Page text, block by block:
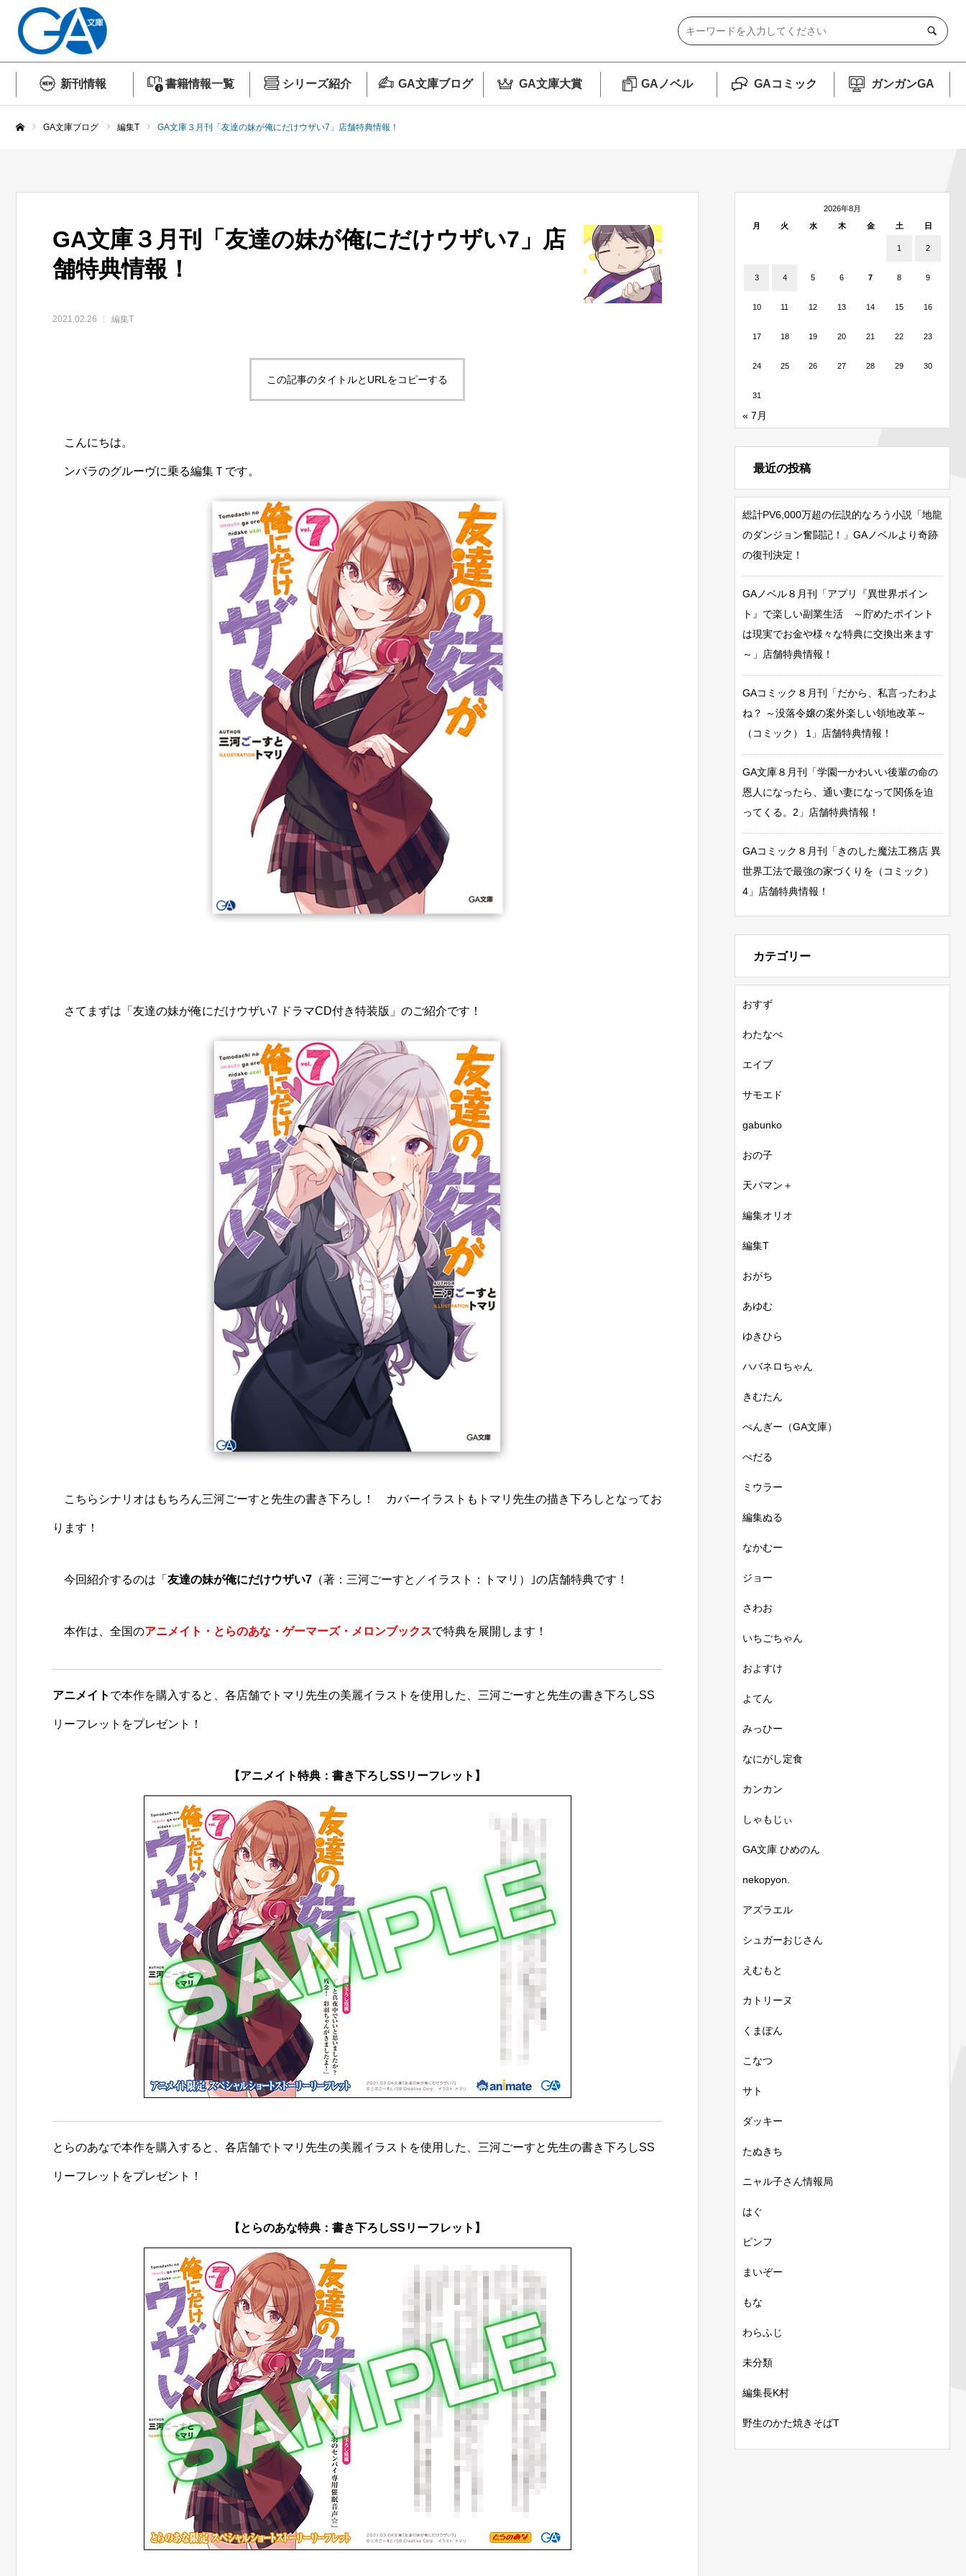
新刊情報 書籍情報一覧 シリーズ紹介 GA文庫ブログ GA文庫大賞 GAノベル GAコミック ガンガンGA
GA文庫ブログ 編集T GA文庫３月刊「友達の妹が俺にだけウザい7」店舗特典情報！
GA文庫３月刊「友達の妹が俺にだけウザい7」店
舗特典情報！
2021.02.26 編集T
この記事のタイトルとURLをコピーする
こんにちは。
ンバラのグルーヴに乗る編集Ｔです。
さてまずは「友達の妹が俺にだけウザい7 ドラマCD付き特装版」のご紹介です！
こちらシナリオはもちろん三河ごーすと先生の書き下ろし！ カバーイラストもトマリ先生の描き下ろしとなってお
ります！
今回紹介するのは「 友達の妹が俺にだけウザい7 （著：三河ごーすと／イラスト：トマリ）｣の店舗特典です！
本作は、全国のアニメイト・とらのあな・ゲーマーズ・メロンブックスで特典を展開します！
アニメイト で本作を購入すると、各店舗でトマリ先生の美麗イラストを使用した、三河ごーすと先生の書き下ろしSS
リーフレットをプレゼント！
【アニメイト特典：書き下ろしSSリーフレット】
とらのあなで本作を購入すると、各店舗でトマリ先生の美麗イラストを使用した、三河ごーすと先生の書き下ろしSS
リーフレットをプレゼント！
【とらのあな特典：書き下ろしSSリーフレット】
2026年8月
月
火 水 木 金 土 日
1 2
3 4 5 6 7 8 9
10 11 12 13 14 15 16
17 18 19 20 21 22 23
24 25 26 27 28 29 30
31
« 7月
最近の投稿
総計PV6,000万超の伝説的なろう小説「地龍
のダンジョン奮闘記！」GAノベルより奇跡
の復刊決定！
GAノベル８月刊「アプリ『異世界ポイン
ト』で楽しい副業生活 ～貯めたポイント
は現実でお金や様々な特典に交換出来ます
～」店舗特典情報！
GAコミック８月刊「だから、私言ったわよ
ね？ ～没落令嬢の案外楽しい領地改革～
（コミック） 1」店舗特典情報！
GA文庫８月刊「学園一かわいい後輩の命の
恩人になったら、通い妻になって関係を迫
ってくる。2」店舗特典情報！
GAコミック８月刊「きのした魔法工務店 異
世界工法で最強の家づくりを（コミック）
4」店舗特典情報！
カテゴリー
おすず
わたなべ
エイブ
サモエド
gabunko
おの子
天パマン＋
編集オリオ
編集T
おがち
あゆむ
ゆきひら
ハバネロちゃん
きむたん
ぺんぎー（GA文庫）
ぺだる
ミウラー
編集ぬる
なかむー
ジョー
さわお
いちごちゃん
およすけ
よてん
みっひー
なにがし定食
カンカン
しゃもじぃ
GA文庫 ひめのん
nekopyon.
アズラエル
シュガーおじさん
えむもと
カトリーヌ
くまぽん
こなつ
サト
ダッキー
たぬきち
ニャル子さん情報局
はぐ
ピンフ
まいぞー
もな
わらふじ
未分類
編集長K村
野生のかた焼きそばT